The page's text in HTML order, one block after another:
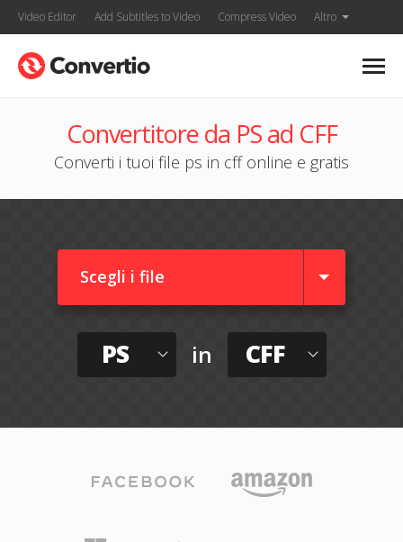
Video Editor Add Subtitles to Video Compress Video Altro
Convertitore da PS ad CFF
Converti i tuoi file ps in cff online e gratis
Scegli i file
PS in CFF